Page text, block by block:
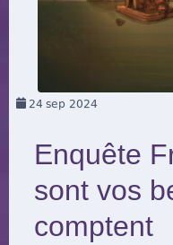
24sep 2024
Enquête
sont vos
comptent